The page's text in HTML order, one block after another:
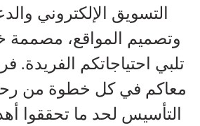
التسويق الإلكتروني
وتصميم المواقع،
تلبي احتياجاتكم الفريدة.
معاكم في كل خطوة من
التأسيس لحد ما تحققوا